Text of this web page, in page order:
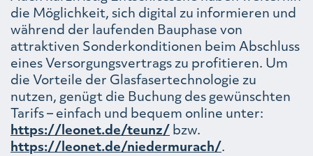
die Möglichkeit, sich digital zu informieren und
während der laufenden Bauphase von
attraktiven Sonderkonditionen beim Abschluss
eines Versorgungsvertrags zu profitieren. Um
die Vorteile der Glasfasertechnologie zu
nutzen, genügt die Buchung des gewünschten
Tarifs – einfach und bequem online unter:
https://leonet.de/teunz/ bzw.
https://leonet.de/niedermurach/.